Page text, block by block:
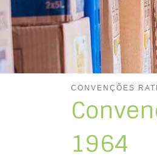
CONVENÇÕES
1964